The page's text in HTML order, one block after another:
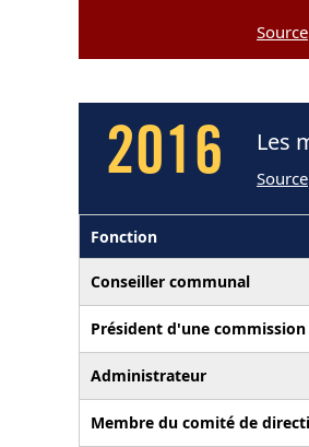
Source
2016 Les
Source
Fonction
Conseiller communal
Président d'une commission
Administrateur
Membre du comité de